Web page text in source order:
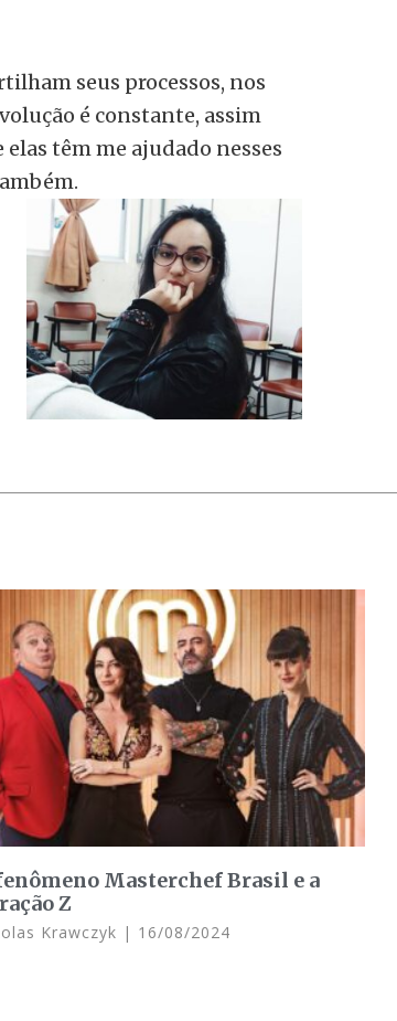
seus processos, nos
é constante, assim
têm me ajudado nesses
Masterchef Brasil e a
Z
Krawczyk 16/08/2024